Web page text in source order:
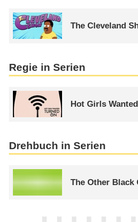
The Cleveland
Regie in Serien
Hot Girls
Drehbuch in Serien
The Other Black